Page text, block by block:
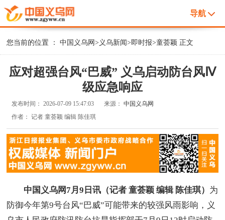
导航
您当前的位置 ：中国义乌网> 义乌新闻>即时报>童荟颖 正文
应对超强台风“巴威” 义乌启动防台风Ⅳ
级应急响应
发布时间：2026-07-09 15:47:03 来源：中国义乌网
作者：记者 童荟颖 编辑 陈佳琪
中国义乌网7月9日讯（记者 童荟颖 编辑 陈佳琪） 为
防御今年第9号台风“巴威”可能带来的较强风雨影响，义